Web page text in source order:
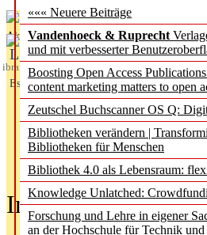
««« Neuere Beiträge
Vandenhoeck & Ruprecht
und mit verbesserter
Boosting Open Access
content marketing matters to open
Zeutschel Buchscanner OS Q:
Bibliotheken verändern |
Bibliotheken für Menschen
Bibliothek 4.0 als Lebensraum:
Knowledge Unlatched:
Forschung und Lehre in eigener
an der Hochschule für Technik
Aktuelles aus
L
ibrary
Essentials
In der Ausgabe05/